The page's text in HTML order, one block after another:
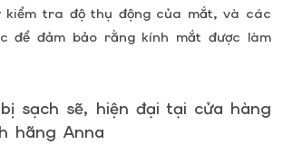
kiểm tra độ thụ động của mắt, và các
để đảm bảo rằng kính mắt được làm